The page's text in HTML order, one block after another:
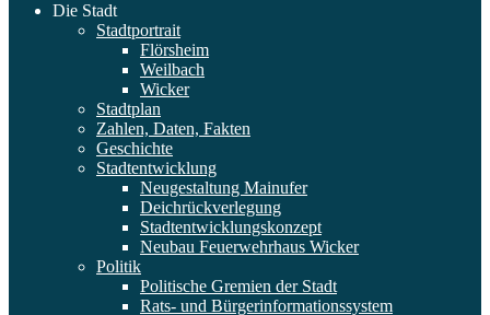
Die Stadt
Stadtportrait
Flörsheim
Weilbach
Wicker
Stadtplan
Zahlen, Daten, Fakten
Geschichte
Stadtentwicklung
Neugestaltung Mainufer
Deichrückverlegung
Stadtentwicklungskonzept
Neubau Feuerwehrhaus Wicker
Politik
Politische Gremien der Stadt
Rats- und Bürgerinformationssystem